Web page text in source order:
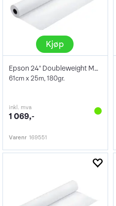
Kjøp
Epson 24" Doubleweight Matte Paper
61cm x 25m, 180gr.
inkl. mva
1 069,-
Varenr 169551